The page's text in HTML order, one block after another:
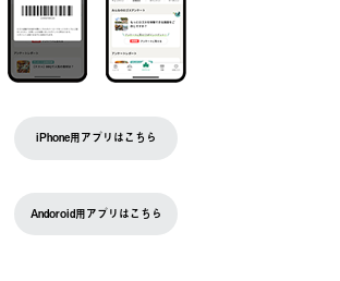
iPhone用アプリはこちら
Andoroid用アプリはこちら